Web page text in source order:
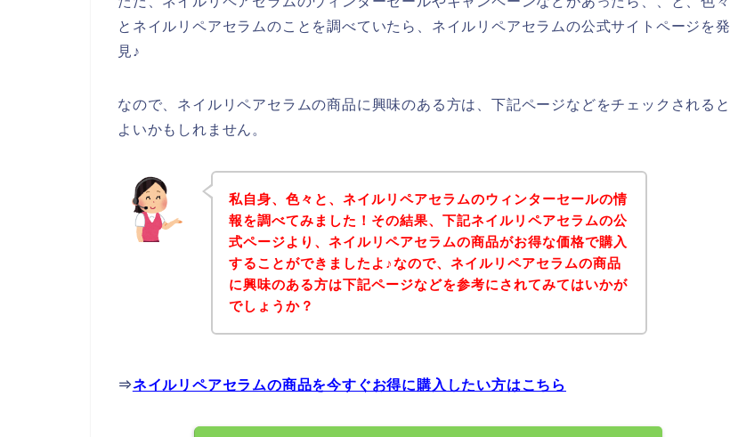
とネイルリペアセラムのことを調べていたら、ネイルリペアセラムの公式サイトページを発
見♪
なので、ネイルリペアセラムの商品に興味のある方は、下記ページなどをチェックされると
よいかもしれません。
私自身、色々と、ネイルリペアセラムのウィンターセールの情
報を調べてみました！その結果、下記ネイルリペアセラムの公
式ページより、ネイルリペアセラムの商品がお得な価格で購入
することができましたよ♪なので、ネイルリペアセラムの商品
に興味のある方は下記ページなどを参考にされてみてはいかが
でしょうか？
⇒ネイルリペアセラムの商品を今すぐお得に購入したい方はこちら